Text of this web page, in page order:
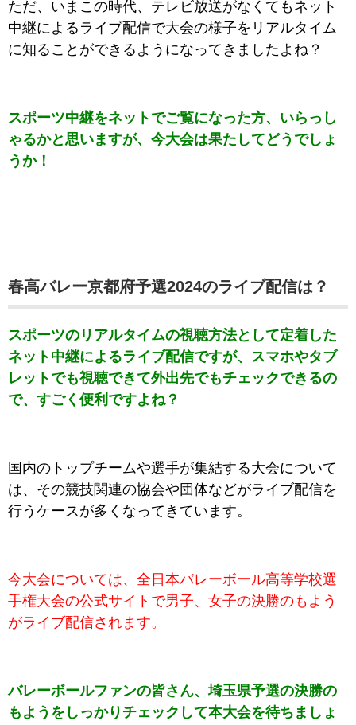
ただ、いまこの時代、テレビ放送がなくてもネット
中継によるライブ配信で大会の様子をリアルタイム
に知ることができるようになってきましたよね？
スポーツ中継をネットでご覧になった方、いらっし
ゃるかと思いますが、今大会は果たしてどうでしょ
うか！
春高バレー京都府予選2024のライブ配信は？
スポーツのリアルタイムの視聴方法として定着した
ネット中継によるライブ配信ですが、スマホやタブ
レットでも視聴できて外出先でもチェックできるの
で、すごく便利ですよね？
国内のトップチームや選手が集結する大会について
は、その競技関連の協会や団体などがライブ配信を
行うケースが多くなってきています。
今大会については、全日本バレーボール高等学校選
手権大会の公式サイトで男子、女子の決勝のもよう
がライブ配信されます。
バレーボールファンの皆さん、埼玉県予選の決勝の
もようをしっかりチェックして本大会を待ちましょ